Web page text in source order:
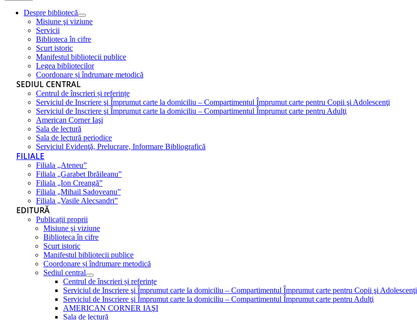
Despre bibliotecă
Misiune şi viziune
Servicii
Biblioteca în cifre
Scurt istoric
Manifestul bibliotecii publice
Legea bibliotecilor
Coordonare și îndrumare metodică
SEDIUL CENTRAL
Centrul de înscrieri și referințe
Serviciul de Inscriere şi Împrumut carte la domiciliu – Compartimentul Împrumut carte pentru Copii şi Adolescenţi
Serviciul de Inscriere şi Împrumut carte la domiciliu – Compartimentul Împrumut carte pentru Adulţi
American Corner Iaşi
Sala de lectură
Sala de lectură periodice
Serviciul Evidenţă, Prelucrare, Informare Bibliografică
FILIALE
Filiala „Ateneu”
Filiala „Garabet Ibrăileanu”
Filiala „Ion Creangă”
Filiala „Mihail Sadoveanu”
Filiala „Vasile Alecsandri”
EDITURĂ
Publicații proprii
Misiune şi viziune
Biblioteca în cifre
Scurt istoric
Manifestul bibliotecii publice
Coordonare și îndrumare metodică
Sediul central
Centrul de înscrieri și referințe
Serviciul de Inscriere şi Împrumut carte la domiciliu – Compartimentul Împrumut carte pentru Copii şi Adolescenţi
Serviciul de Inscriere şi Împrumut carte la domiciliu – Compartimentul Împrumut carte pentru Adulţi
AMERICAN CORNER IAŞI
Sala de lectură